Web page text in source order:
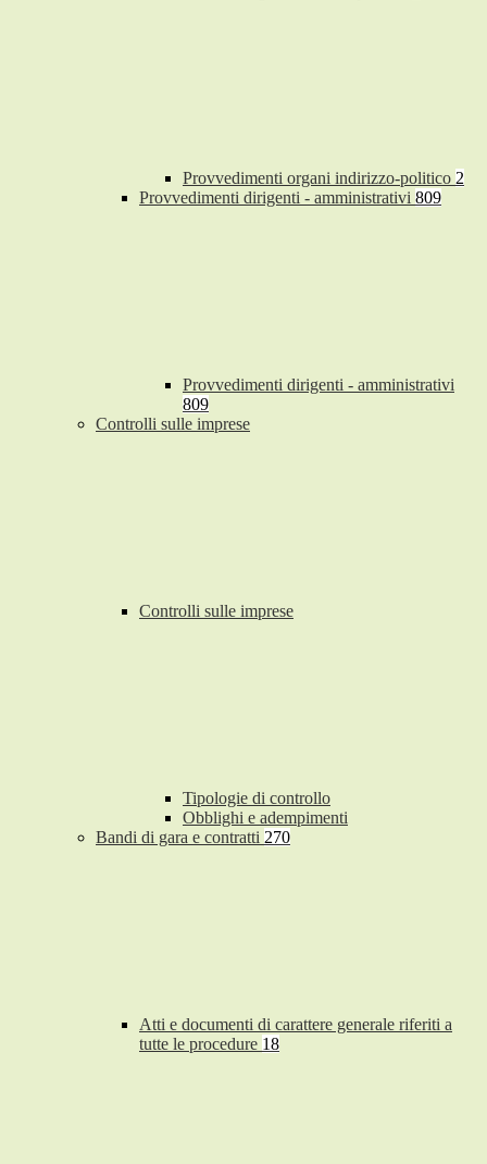
Provvedimenti organi indirizzo-politico 2
Provvedimenti dirigenti - amministrativi 809
Provvedimenti dirigenti - amministrativi
809
Controlli sulle imprese
Controlli sulle imprese
Tipologie di controllo
Obblighi e adempimenti
Bandi di gara e contratti 270
Atti e documenti di carattere generale riferiti a
tutte le procedure 18